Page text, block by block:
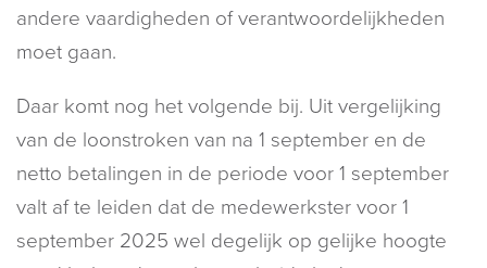
andere vaardigheden of verantwoordelijkheden
moet gaan.
Daar komt nog het volgende bij. Uit vergelijking
van de loonstroken van na 1 september en de
netto betalingen in de periode voor 1 september
valt af te leiden dat de medewerkster voor 1
september 2025 wel degelijk op gelijke hoogte